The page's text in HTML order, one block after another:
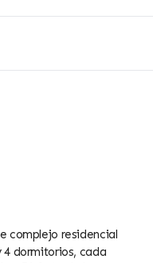
complejo residencial
4 dormitorios, cada